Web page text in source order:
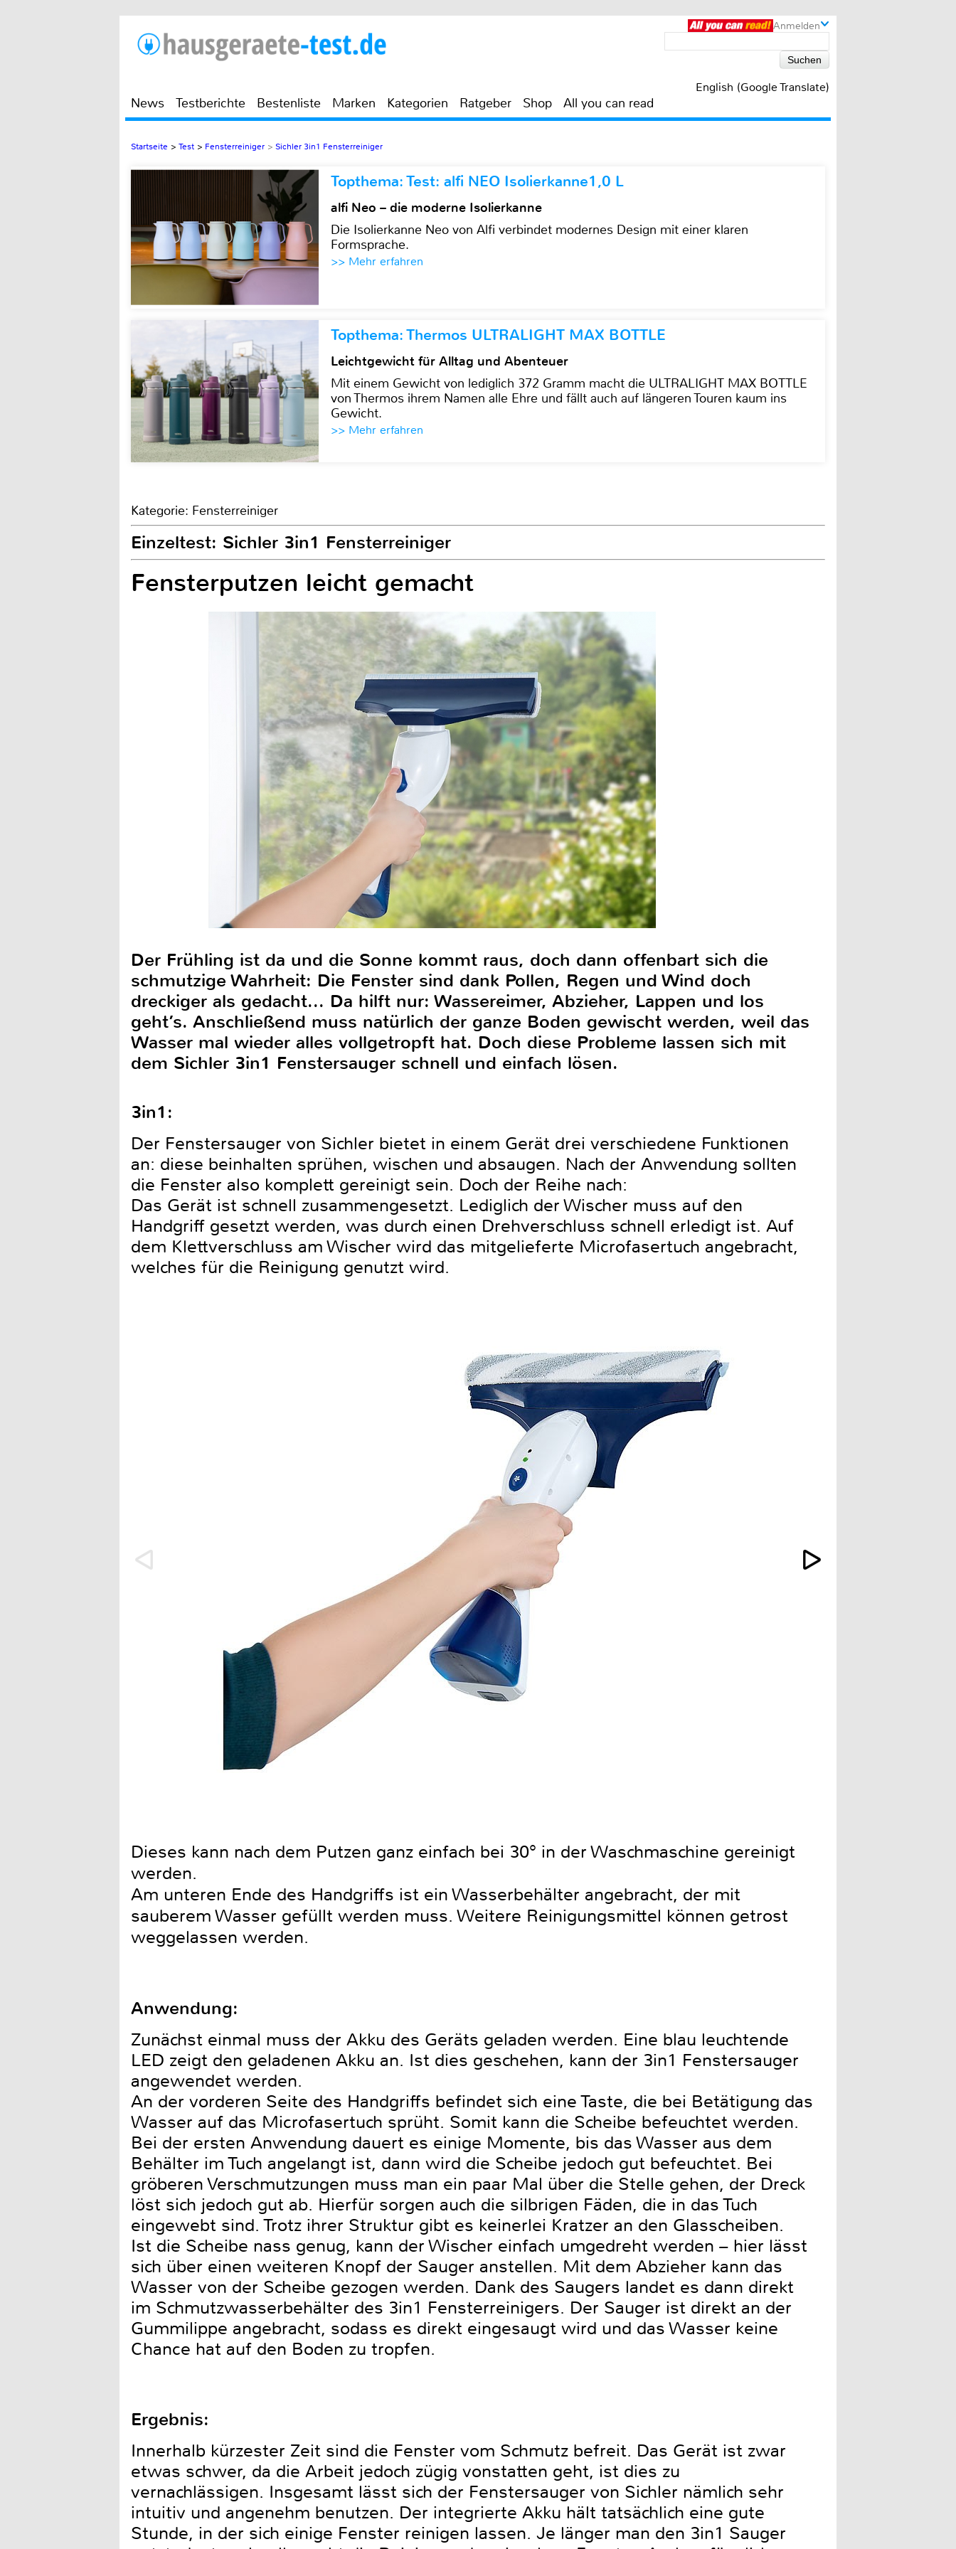
Anmelden
English (Google Translate)
News Testberichte Bestenliste Marken Kategorien Ratgeber Shop All you can read
Startseite > Test > Fensterreiniger > Sichler 3in1 Fensterreiniger
Topthema: Test: alfi NEO Isolierkanne1,0 L
alfi Neo – die moderne Isolierkanne
Die Isolierkanne Neo von Alfi verbindet modernes Design mit einer klaren
Formsprache.
>> Mehr erfahren
Topthema: Thermos ULTRALIGHT MAX BOTTLE
Leichtgewicht für Alltag und Abenteuer
Mit einem Gewicht von lediglich 372 Gramm macht die ULTRALIGHT MAX BOTTLE
von Thermos ihrem Namen alle Ehre und fällt auch auf längeren Touren kaum ins
Gewicht.
>> Mehr erfahren
Kategorie: Fensterreiniger
Einzeltest: Sichler 3in1 Fensterreiniger
Fensterputzen leicht gemacht
Der Frühling ist da und die Sonne kommt raus, doch dann offenbart sich die
schmutzige Wahrheit: Die Fenster sind dank Pollen, Regen und Wind doch
dreckiger als gedacht... Da hilft nur: Wassereimer, Abzieher, Lappen und los
geht’s. Anschließend muss natürlich der ganze Boden gewischt werden, weil das
Wasser mal wieder alles vollgetropft hat. Doch diese Probleme lassen sich mit
dem Sichler 3in1 Fenstersauger schnell und einfach lösen.
3in1:
Der Fenstersauger von Sichler bietet in einem Gerät drei verschiedene Funktionen
an: diese beinhalten sprühen, wischen und absaugen. Nach der Anwendung sollten
die Fenster also komplett gereinigt sein. Doch der Reihe nach:
Das Gerät ist schnell zusammengesetzt. Lediglich der Wischer muss auf den
Handgriff gesetzt werden, was durch einen Drehverschluss schnell erledigt ist. Auf
dem Klettverschluss am Wischer wird das mitgelieferte Microfasertuch angebracht,
welches für die Reinigung genutzt wird.
Dieses kann nach dem Putzen ganz einfach bei 30° in der Waschmaschine gereinigt
werden.
Am unteren Ende des Handgriffs ist ein Wasserbehälter angebracht, der mit
sauberem Wasser gefüllt werden muss. Weitere Reinigungsmittel können getrost
weggelassen werden.
Anwendung:
Zunächst einmal muss der Akku des Geräts geladen werden. Eine blau leuchtende
LED zeigt den geladenen Akku an. Ist dies geschehen, kann der 3in1 Fenstersauger
angewendet werden.
An der vorderen Seite des Handgriffs befindet sich eine Taste, die bei Betätigung das
Wasser auf das Microfasertuch sprüht. Somit kann die Scheibe befeuchtet werden.
Bei der ersten Anwendung dauert es einige Momente, bis das Wasser aus dem
Behälter im Tuch angelangt ist, dann wird die Scheibe jedoch gut befeuchtet. Bei
gröberen Verschmutzungen muss man ein paar Mal über die Stelle gehen, der Dreck
löst sich jedoch gut ab. Hierfür sorgen auch die silbrigen Fäden, die in das Tuch
eingewebt sind. Trotz ihrer Struktur gibt es keinerlei Kratzer an den Glasscheiben.
Ist die Scheibe nass genug, kann der Wischer einfach umgedreht werden – hier lässt
sich über einen weiteren Knopf der Sauger anstellen. Mit dem Abzieher kann das
Wasser von der Scheibe gezogen werden. Dank des Saugers landet es dann direkt
im Schmutzwasserbehälter des 3in1 Fensterreinigers. Der Sauger ist direkt an der
Gummilippe angebracht, sodass es direkt eingesaugt wird und das Wasser keine
Chance hat auf den Boden zu tropfen.
Ergebnis:
Innerhalb kürzester Zeit sind die Fenster vom Schmutz befreit. Das Gerät ist zwar
etwas schwer, da die Arbeit jedoch zügig vonstatten geht, ist dies zu
vernachlässigen. Insgesamt lässt sich der Fenstersauger von Sichler nämlich sehr
intuitiv und angenehm benutzen. Der integrierte Akku hält tatsächlich eine gute
Stunde, in der sich einige Fenster reinigen lassen. Je länger man den 3in1 Sauger